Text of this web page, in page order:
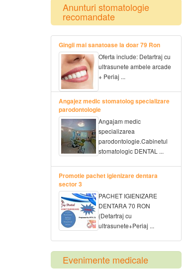
Anunturi stomatologie
recomandate
Gingii mai sanatoase la doar 79 Ron
Oferta include: Detartraj cu
ultrasunete ambele arcade
+ Periaj ...
Angajez medic stomatolog specializare
parodontologie
Angajam medic
specializarea
parodontologie.Cabinetul
stomatologic DENTAL ...
Promotie pachet igienizare dentara
sector 3
PACHET IGIENIZARE
DENTARA 70 RON
(Detartraj cu
ultrasunete+Periaj ...
Evenimente medicale